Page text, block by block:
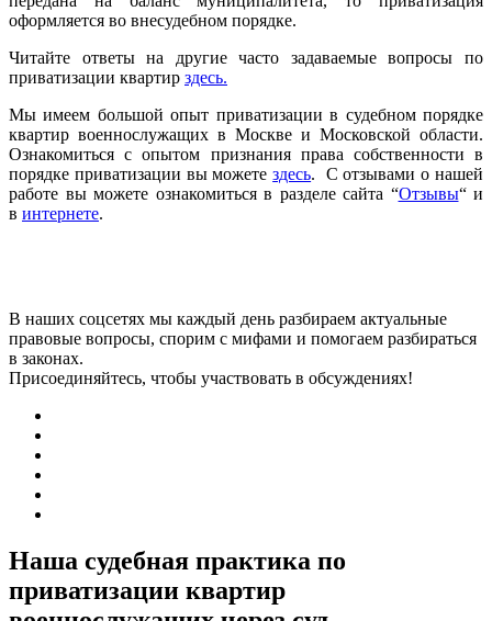
оформляется во внесудебном порядке.
Читайте ответы на другие часто задаваемые вопросы по
приватизации квартир здесь.
Мы имеем большой опыт приватизации в судебном порядке
квартир военнослужащих в Москве и Московской области.
Ознакомиться с опытом признания права собственности в
порядке приватизации вы можетездесь. С отзывами о нашей
работе вы можете ознакомиться в разделе сайта “Отзывы“ и
в интернете.
В наших соцсетях мы каждый день разбираем актуальные
правовые вопросы, спорим с мифами и помогаем разбираться
в законах.
Присоединяйтесь, чтобы участвовать в обсуждениях!
Наша судебная практика по
приватизации квартир